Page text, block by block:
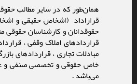
همان‌طور که در سایر مطالب
قراراداد (اشخاص حقیقی و
حقوقدانان و کارشناسان حقوقی
قراردادهای املاک وقفی ،
مبادلات تجاری ، قراردادهای
خاص حقوقی و تخصصی صنفی و
می‌باشد .